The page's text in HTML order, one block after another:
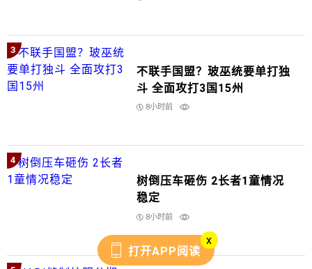
3
不联手国盟？玻巫统要单打独
斗 全面攻打3国15州
8小时前
4
树倒压车砸伤 2长者1童情况
稳定
8小时前
打开APP阅读
x